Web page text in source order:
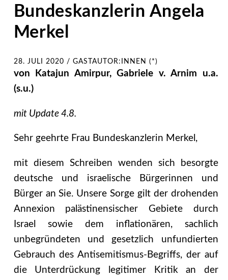
Bundeskanzlerin Angela
Merkel
28. JULI 2020 / GASTAUTOR:INNEN (*)
von Katajun Amirpur, Gabriele v. Arnim u.a.
(s.u.)
mit Update 4.8.
Sehr geehrte Frau Bundeskanzlerin Merkel,
mit diesem Schreiben wenden sich besorgte
deutsche und israelische Bürgerinnen und
Bürger an Sie. Unsere Sorge gilt der drohenden
Annexion palästinensischer Gebiete durch
Israel sowie dem inflationären, sachlich
unbegründeten und gesetzlich unfundierten
Gebrauch des Antisemitismus-Begriffs, der auf
die Unterdrückung legitimer Kritik an der